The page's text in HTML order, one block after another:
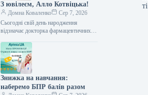
З ювілеєм, Алло Котвіцька!
Домна Коваленко
Сер 7, 2026
Сьогодні свій день народження
відзначає докторка фармацевтичних
науки і техніки України, одна з
найавторитетніших постатей
вітчизняної…
Знижка на навчання:
наберемо БПР балів разом
ті